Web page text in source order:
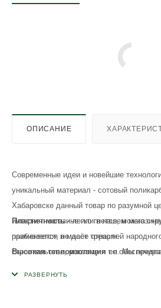
ОПИСАНИЕ
Современные идеи и новейшие
уникальный материал - сотовый
Хабаровске данный товар по разумной
интернет-магазине или в нашем
применяется в массе отраслей
строительстве, рекламе и т.п. Мы
Пластичность- легко гнется, можно
разбивается, не даёт трещин
Высокая теплоизоляция ее